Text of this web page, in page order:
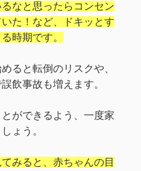
なと思ったらコンセン
た！など、ドキッとす
時期です。
ると転倒のリスクや、
飲事故も増えます。
ができるよう、一度家
ょう。
みると、赤ちゃんの目